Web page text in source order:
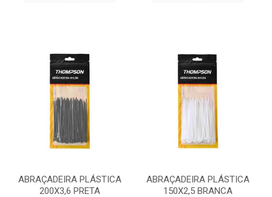
ABRAÇADEIRA PLÁSTICA
200X3,6 PRETA
ABRAÇADEIRA PLÁSTICA
150X2,5 BRANCA